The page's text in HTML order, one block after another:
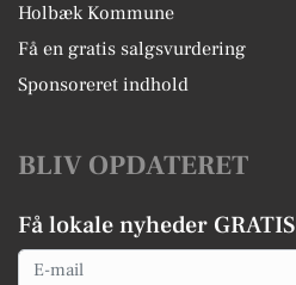
Holbæk Kommune
Få en gratis salgsvurdering
Sponsoreret indhold
BLIV OPDATERET
Få lokale nyheder GRATIS
Email